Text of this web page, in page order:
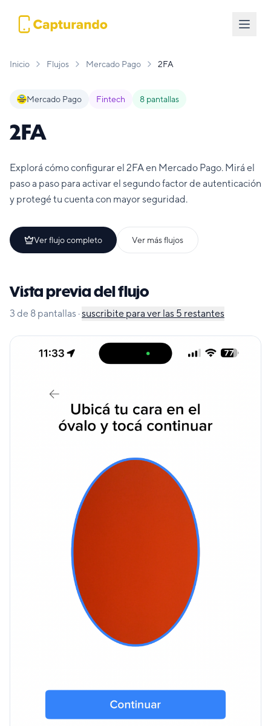
Inicio Flujos Mercado Pago 2FA
Mercado Pago Fintech 8 pantallas
2FA
Explorá cómo configurar el 2FA en Mercado Pago. Mirá el
paso a paso para activar el segundo factor de autenticación
y protegé tu cuenta con mayor seguridad.
Ver flujo completo Ver más flujos
Vista previa del flujo
3 de 8 pantallas ·suscribite para ver las 5 restantes